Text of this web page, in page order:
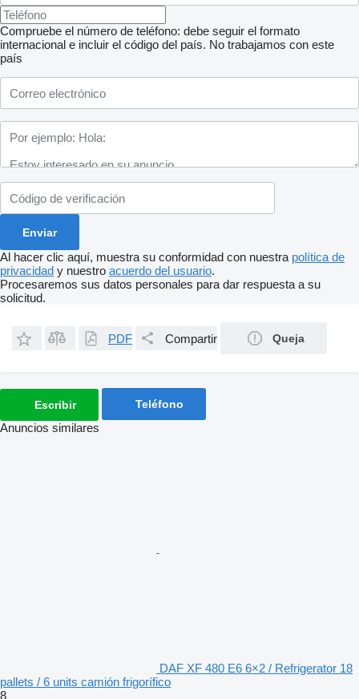
Compruebe el número de teléfono: debe seguir el formato
internacional e incluir el código del país. No trabajamos con este
país
Al hacer clic aquí, muestra su conformidad con nuestra política de
privacidad y nuestro acuerdo del usuario.
Procesaremos sus datos personales para dar respuesta a su
solicitud.
PDF Compartir Queja
Escribir Teléfono
Anuncios similares
DAF XF 480 E6 6×2 / Refrigerator 18
pallets / 6 units camión frigorífico
8